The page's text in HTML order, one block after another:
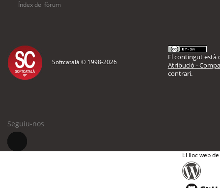
Índex del fòrum
Softcatalà © 1998-2026
El contingut està
Atribució -
contrari.
Seguiu-nos
El lloc web